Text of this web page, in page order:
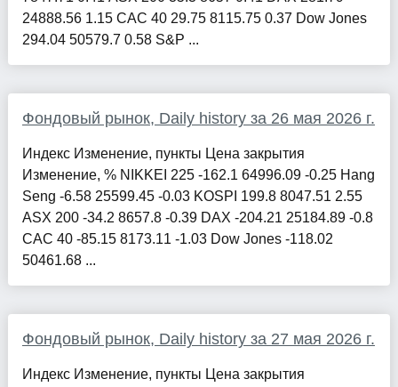
24888.56 1.15 CAC 40 29.75 8115.75 0.37 Dow Jones
294.04 50579.7 0.58 S&P ...
Фондовый рынок, Daily history за 26 мая 2026 г.
Индекс Изменение, пункты Цена закрытия
Изменение, % NIKKEI 225 -162.1 64996.09 -0.25 Hang
Seng -6.58 25599.45 -0.03 KOSPI 199.8 8047.51 2.55
ASX 200 -34.2 8657.8 -0.39 DAX -204.21 25184.89 -0.8
CAC 40 -85.15 8173.11 -1.03 Dow Jones -118.02
50461.68 ...
Фондовый рынок, Daily history за 27 мая 2026 г.
Индекс Изменение, пункты Цена закрытия